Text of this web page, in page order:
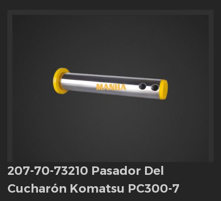
207-70-73210 Pasador Del
Cucharón Komatsu PC300-7